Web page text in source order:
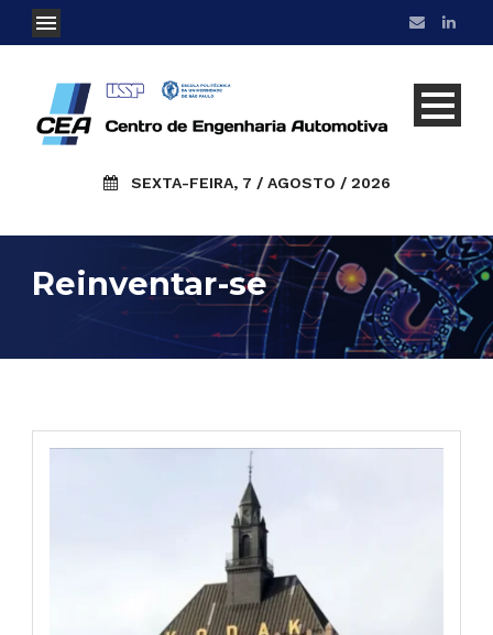
SEXTA-FEIRA, 7 / AGOSTO / 2026
Reinventar-se